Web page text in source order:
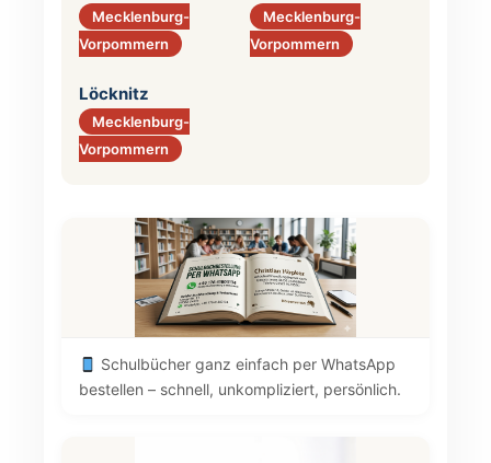
Mecklenburg-
Vorpommern
Mecklenburg-
Vorpommern
Löcknitz
Mecklenburg-
Vorpommern
Schulbücher ganz einfach per WhatsApp
bestellen – schnell, unkompliziert, persönlich.